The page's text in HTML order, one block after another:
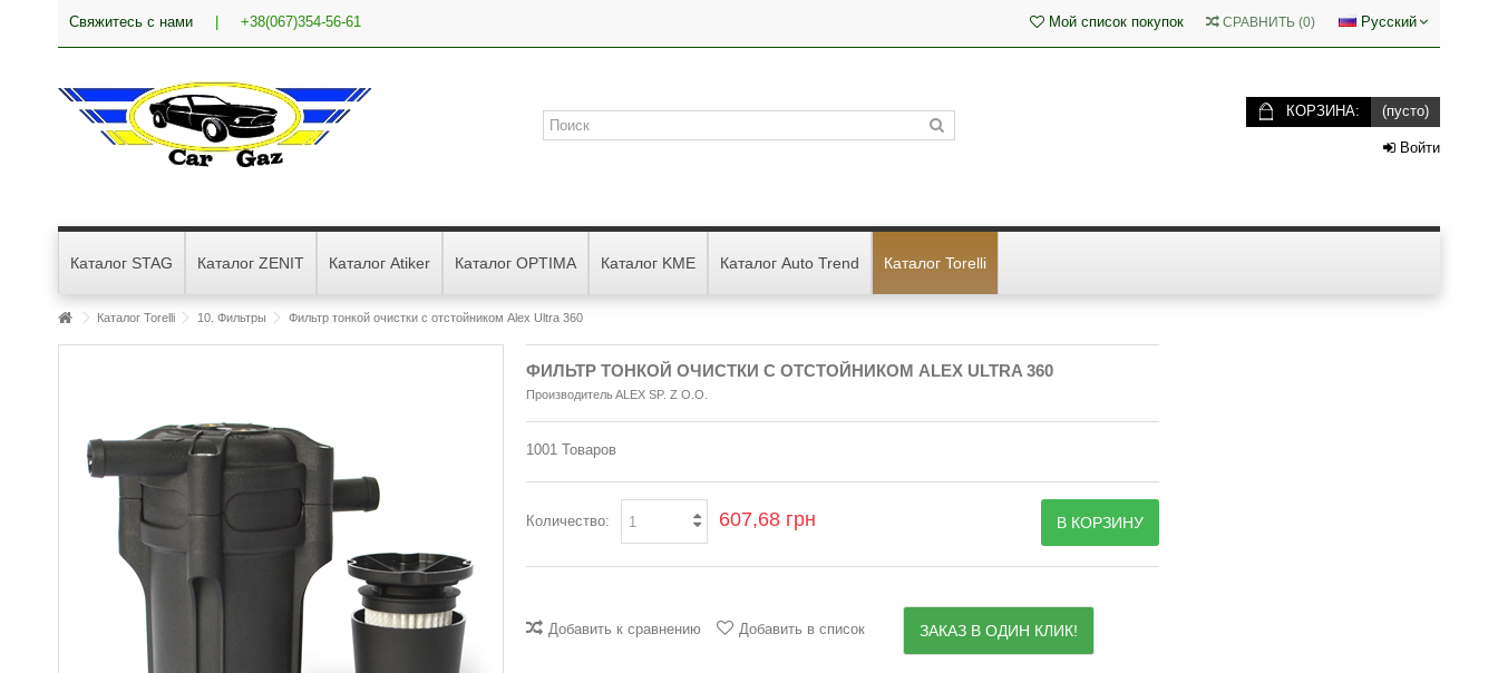
Русский
Свяжитесь с нами +38(067)354-56-61 СРАВНИТЬ (0)
Мой список покупок
КОРЗИНА: (пусто)
Войти
Каталог STAG Каталог ZENIT Каталог Atiker Каталог OPTIMA Каталог KME Каталог Auto Trend Каталог Torelli
Каталог Torelli 10. Фильтры Фильтр тонкой очистки с отстойником Аlex Ultra 360
ФИЛЬТР ТОНКОЙ ОЧИСТКИ С ОТСТОЙНИКОМ АLEX ULTRA 360
ПроизводительALEX SP. Z O.O.
1001 Товаров
В КОРЗИНУ
Количество: 607,68 грн
Добавить к сравнению Добавить в список ЗАКАЗ В ОДИН КЛИК!